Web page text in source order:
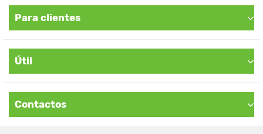
Para clientes
Útil
Contactos